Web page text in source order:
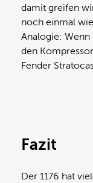
damit greifen
noch einmal
Analogie: Wenn
den
Fender
Fazit
Der 1176 hat